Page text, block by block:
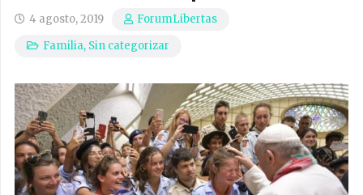
4 agosto, 2019
ForumLibertas
Familia, Sin categorizar